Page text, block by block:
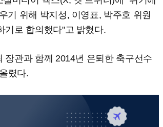
기 위해 박지성, 이영표, 박주호 위원
기로 합의했다"고 밝혔다.
장관과 함께 2014년 은퇴한 축구선수
렸다.